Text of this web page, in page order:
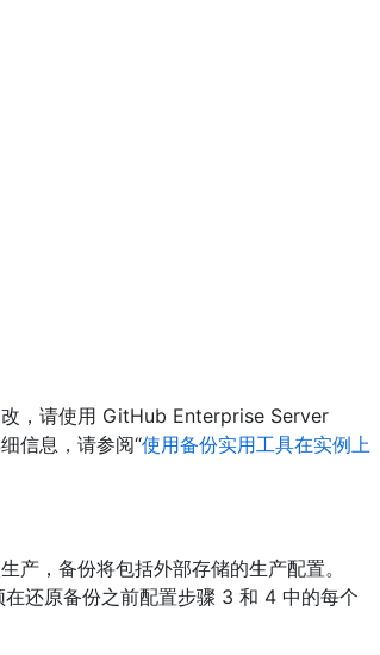
，请使用 GitHub Enterprise Server
信息，请参阅“使用备份实用工具在实例上
，备份将包括外部存储的生产配置。
还原备份之前配置步骤 3 和 4 中的每个